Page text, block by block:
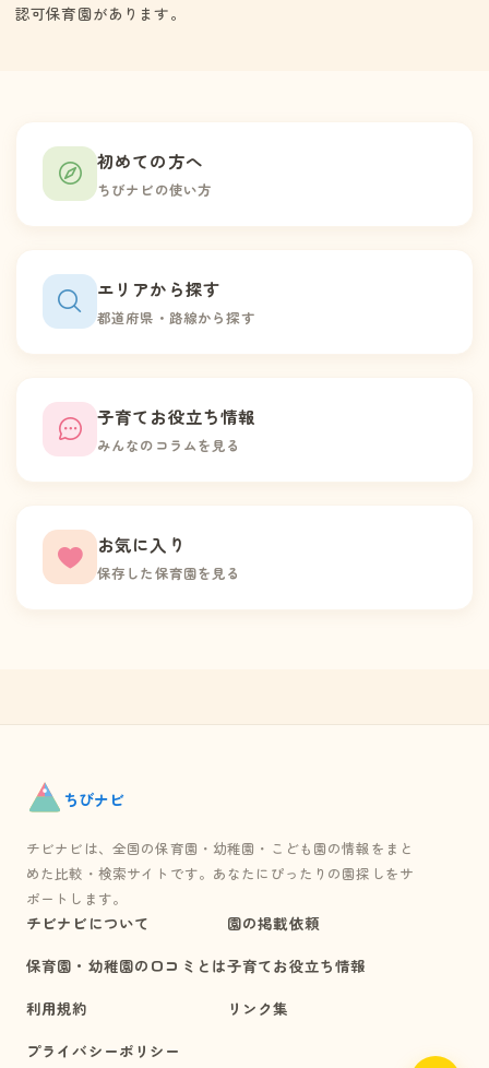
認可保育園があります。
初めての方へ
ちびナビの使い方
エリアから探す
都道府県・路線から探す
子育てお役立ち情報
みんなのコラムを見る
お気に入り
保存した保育園を見る
ちびナビ
チビナビは、全国の保育園・幼稚園・こども園の情報をまと
めた比較・検索サイトです。あなたにぴったりの園探しをサ
ポートします。
チビナビについて
保育園・幼稚園の口コミとは
利用規約
プライバシーポリシー
園の掲載依頼
子育てお役立ち情報
リンク集